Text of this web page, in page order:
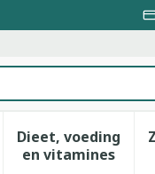
voor
Dieet, voeding
en vitamines
Toon